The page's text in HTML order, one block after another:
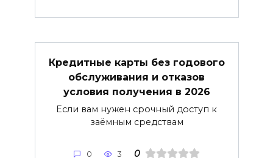
Кредитные карты без годового
обслуживания и отказов
условия получения в 2026
Если вам нужен срочный доступ к
заёмным средствам
0 3 0